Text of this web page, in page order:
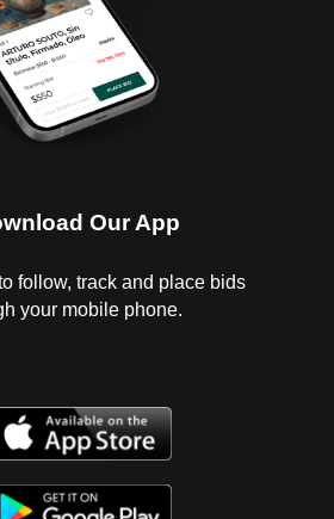
Fuente consultada:
"Sergio Hernández da vida a
partir de la entomología".
sección Cultura, 21 de
Our App
follow, track and place bids
your mobile phone.